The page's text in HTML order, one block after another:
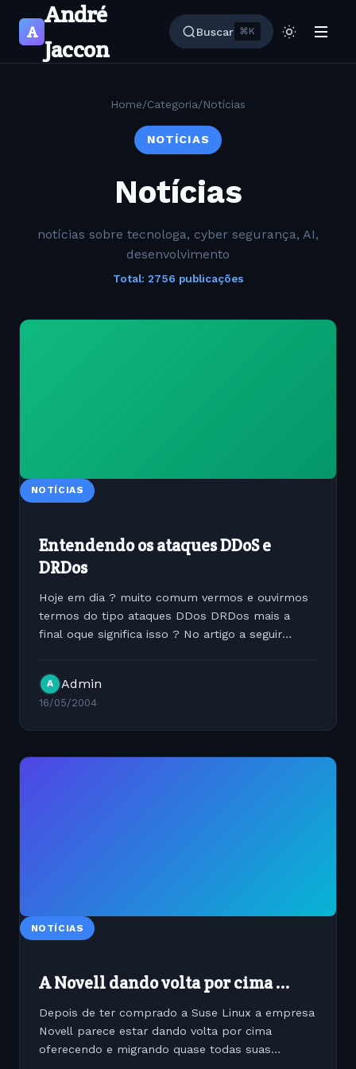
A
André
Jaccon
Buscar ⌘K
Home/Categoria/Notícias
NOTÍCIAS
Notícias
notícias sobre tecnologa, cyber segurança, AI,
desenvolvimento
Total: 2756 publicações
NOTÍCIAS
Entendendo os ataques DDoS e
DRDos
Hoje em dia ? muito comum vermos e ouvirmos
termos do tipo ataques DDos DRDos mais a
final oque significa isso ? No artigo a seguir
Denial of Service ) Esse...
A Admin
16/05/2004
NOTÍCIAS
A Novell dando volta por cima ...
Depois de ter comprado a Suse Linux a empresa
Novell parece estar dando volta por cima
oferecendo e migrando quase todas suas